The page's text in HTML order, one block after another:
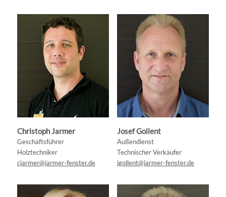
Christoph Jarmer
Geschäftsführer
Holztechniker
cjarmer@jarmer-fenster.de
Josef Gollent
Außendienst
Technischer Verkäufer
jgollent@jarmer-fenster.de